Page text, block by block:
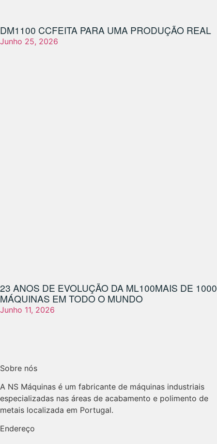
DM1100 CCFEITA PARA UMA PRODUÇÃO REAL
Junho 25, 2026
23 ANOS DE EVOLUÇÃO DA ML100MAIS DE 1000
MÁQUINAS EM TODO O MUNDO
Junho 11, 2026
Sobre nós
A NS Máquinas é um fabricante de máquinas industriais
especializadas nas áreas de acabamento e polimento de
metais localizada em Portugal.
Endereço